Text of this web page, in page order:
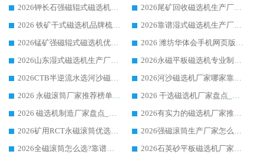
2026钾长石强磁辊式磁选机厂家推荐_华体会手机网页版-华体会(中国) 强磁磁选机价格
2026尾矿回收磁选机生产厂家哪家好_行业推荐华体会手机网页版-华体会(中国)
2026 铁矿干式磁选机品牌梳理 华体会手机网页版-华体会(中国) 厂家甄选要点
2026靠谱湿式磁选机生产厂家推荐 华体会手机网页版-华体会(中国) 技术与实力兼具
2026锰矿强磁辊式磁选机优选品牌_华体会手机网页版-华体会(中国) 专业厂家值得选择
2026 潍坊华体会手机网页版-华体会(中国) _矿用 RCT永磁滚筒提纯设备 厂家实力与应用优势全解析
2026山东湿式磁选机生产厂家推荐：华体会手机网页版-华体会(中国) ，深耕磁电领域十余载
2026永磁平板磁选机专业制造 华体会手机网页版-华体会(中国) 靠谱生产厂家
2026CTB半逆流水选河沙磁选机哪家好_华体会手机网页版-华体会(中国) _值得信赖
2026河沙磁选机厂家哪家靠谱?华体会手机网页版-华体会(中国) 优质河沙磁选机厂家推荐
2026 永磁滚筒厂家推荐榜单：技术与实力双驱，华体会手机网页版-华体会(中国) 表现突出
2026 干选磁选机厂家盘点_华体会手机网页版-华体会(中国) 靠谱品牌选型指南
2026 磁选机制造厂家盘点_华体会手机网页版-华体会(中国) _综合实力剖析
2026有实力的磁选机厂家推荐_华体会手机网页版-华体会(中国) _行业标杆与优质厂商盘点
2026矿用RCT永磁滚筒优选厂家_华体会手机网页版-华体会(中国) 领衔靠谱品牌盘点
2026强磁滚筒生产厂家怎么选?行业口碑推荐华体会手机网页版-华体会(中国)
2026全磁滚筒怎么选?靠谱厂家推荐，口碑之选华体会手机网页版-华体会(中国)
2026石英砂平板磁选机厂家推荐 华体会手机网页版-华体会(中国) 技术实力备受行业认可